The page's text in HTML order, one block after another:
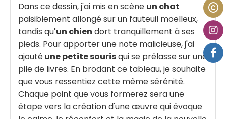
Dans ce dessin, j'ai mis en scène un chat
paisiblement allongé sur un fauteuil moelleux,
tandis qu'un chien dort tranquillement à ses
pieds. Pour apporter une note malicieuse, j'ai
ajoutéune petite sourisqui se prélasse sur une
pile de livres. En brodant ce tableau, je souhaite
que vous ressentiez cette même sérénité.
Chaque point que vous formerez sera une
étape vers la création d'une œuvre qui évoque